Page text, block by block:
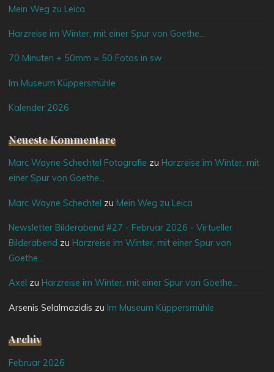
Mein Weg zu Leica
Harzreise im Winter, mit einer Spur von Goethe…
70 Minuten + 50mm = 50 Fotos in sw
Im Museum Küppersmühle
Kalender 2026
Neueste Kommentare
Marc Wayne Schechtel Fotografie zu Harzreise im Winter, mit
einer Spur von Goethe…
Marc Wayne Schechtel zu Mein Weg zu Leica
Newsletter Bilderabend #27 - Februar 2026 - Virtueller
Bilderabend zu Harzreise im Winter, mit einer Spur von
Goethe…
Axel zu Harzreise im Winter, mit einer Spur von Goethe…
Arsenis Selalmazidis zu Im Museum Küppersmühle
Archiv
Februar 2026